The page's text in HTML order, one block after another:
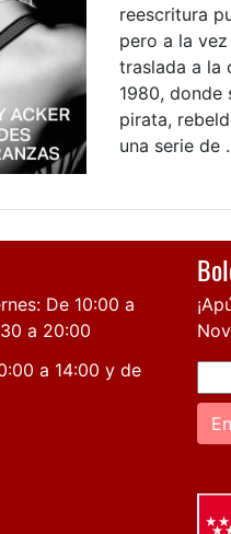
reescritura
pero a la
traslada a la
1980, donde
pirata,
una serie de
De 10:00 a
a 20:00
a 14:00 y de